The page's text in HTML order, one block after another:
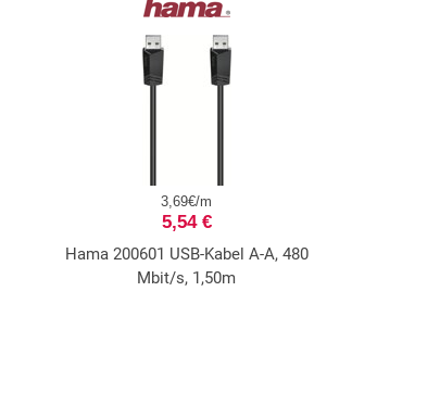
3,69€/m
5,54 €
Hama 200601 USB-Kabel A-A, 480
Mbit/s, 1,50m